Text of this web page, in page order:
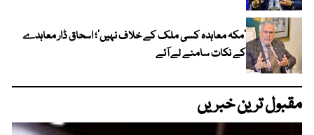
‘مکہ معاہدہ کسی ملک کے خلاف نہیں’؛ اسحاق ڈار معاہدے
کے نکات سامنے لے آئے
مقبول ترین خبریں